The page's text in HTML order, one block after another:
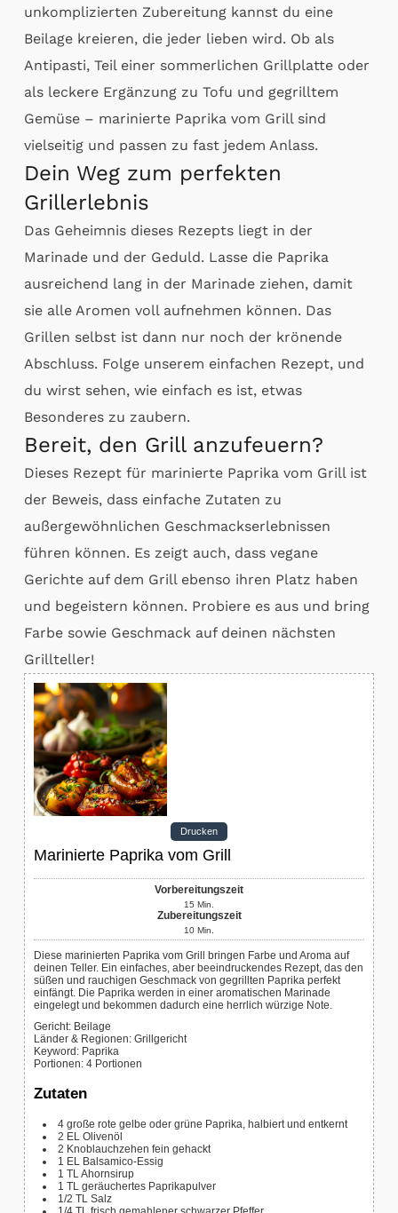
unkomplizierten Zubereitung kannst du eine
Beilage kreieren, die jeder lieben wird. Ob als
Antipasti, Teil einer sommerlichen Grillplatte oder
als leckere Ergänzung zu Tofu und gegrilltem
Gemüse – marinierte Paprika vom Grill sind
vielseitig und passen zu fast jedem Anlass.
Dein Weg zum perfekten
Grillerlebnis
Das Geheimnis dieses Rezepts liegt in der
Marinade und der Geduld. Lasse die Paprika
ausreichend lang in der Marinade ziehen, damit
sie alle Aromen voll aufnehmen können. Das
Grillen selbst ist dann nur noch der krönende
Abschluss. Folge unserem einfachen Rezept, und
du wirst sehen, wie einfach es ist, etwas
Besonderes zu zaubern.
Bereit, den Grill anzufeuern?
Dieses Rezept für marinierte Paprika vom Grill ist
der Beweis, dass einfache Zutaten zu
außergewöhnlichen Geschmackserlebnissen
führen können. Es zeigt auch, dass vegane
Gerichte auf dem Grill ebenso ihren Platz haben
und begeistern können. Probiere es aus und bring
Farbe sowie Geschmack auf deinen nächsten
Grillteller!
Drucken
Marinierte Paprika vom Grill
Vorbereitungszeit
15 Min.
Zubereitungszeit
10 Min.
Diese marinierten Paprika vom Grill bringen Farbe und Aroma auf
deinen Teller. Ein einfaches, aber beeindruckendes Rezept, das den
süßen und rauchigen Geschmack von gegrillten Paprika perfekt
einfängt. Die Paprika werden in einer aromatischen Marinade
eingelegt und bekommen dadurch eine herrlich würzige Note.
Gericht: Beilage
Länder & Regionen: Grillgericht
Keyword: Paprika
Portionen:4 Portionen
Zutaten
4 große rote gelbe oder grüne Paprika, halbiert und entkernt
2 EL Olivenöl
2 Knoblauchzehen fein gehackt
1 EL Balsamico-Essig
1 TL Ahornsirup
1 TL geräuchertes Paprikapulver
1/2 TL Salz